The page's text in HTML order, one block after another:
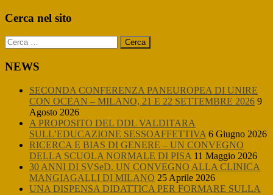
Primary
Cerca nel sito
Ricerca
per:
NEWS
SECONDA CONFERENZA PANEUROPEA DI UNIRE
CON OCEAN – MILANO, 21 E 22 SETTEMBRE 2026 9
Agosto 2026
A PROPOSITO DEL DDL VALDITARA
SULL’EDUCAZIONE SESSOAFFETTIVA 6 Giugno 2026
RICERCA E BIAS DI GENERE – UN CONVEGNO
DELLA SCUOLA NORMALE DI PISA 11 Maggio 2026
30 ANNI DI SVSeD. UN CONVEGNO ALLA CLINICA
MANGIAGALLI DI MILANO 25 Aprile 2026
UNA DISPENSA DIDATTICA PER FORMARE SULLA